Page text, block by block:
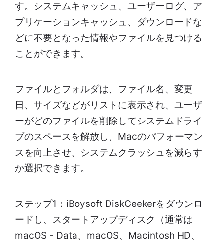
す。システムキャッシュ、ユーザーログ、ア
プリケーションキャッシュ、ダウンロードな
どに不要となった情報やファイルを見つける
ことができます。
ファイルとフォルダは、ファイル名、変更
日、サイズなどがリストに表示され、ユーザ
ーがどのファイルを削除してシステムドライ
ブのスペースを解放し、Macのパフォーマン
スを向上させ、システムクラッシュを減らす
か選択できます。
ステップ1：iBoysoft DiskGeekerをダウンロ
ードし、スタートアップディスク（通常は
macOS - Data、macOS、Macintosh HD、